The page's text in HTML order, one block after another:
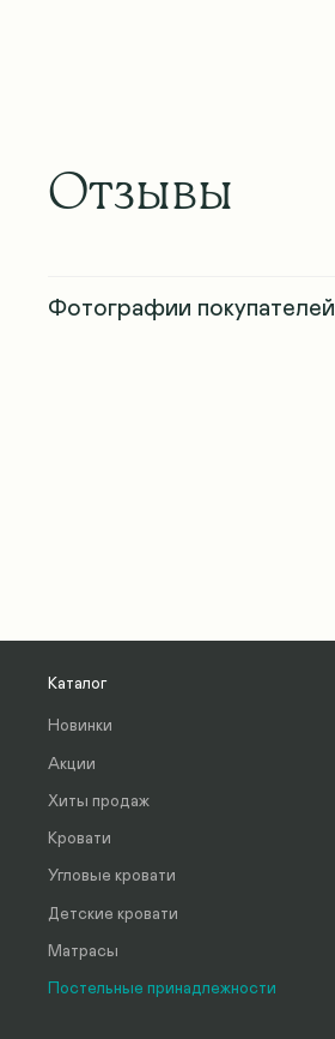
Отзывы
Фотографии покупателей
Каталог
Новинки
Акции
Хиты продаж
Кровати
Угловые кровати
Детские кровати
Матрасы
Постельные принадлежности